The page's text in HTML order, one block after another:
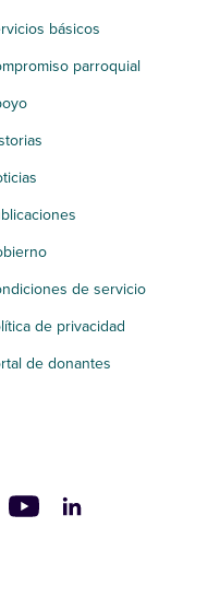
básicos
parroquial
de servicio
de privacidad
de donantes